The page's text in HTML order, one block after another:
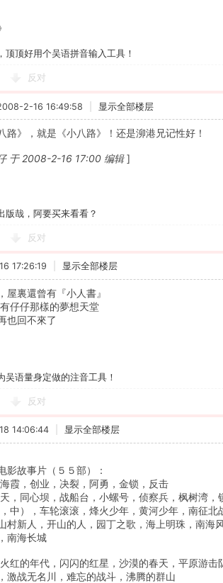
顶顶好用个吴语拼音输入工具！
反对
2-16 16:49:58 显示全部楼层
路》，就是《小八路》！还是泖港兄记性好！
于 2008-2-16 17:00 编辑]
版哉，阿要买来看看？
反对
17:26:19 显示全部楼层
屋裏還曾有『小人書』
仔仔那樣的夢想天堂
也回不來了
吴语量身定做的注音工具！
反对
14:06:44 显示全部楼层
影故事片（５５部）：
，创业，决裂，阿勇，金锁，反击
同心坝，战船台，小螺号，侦察兵，枫树湾，
），车轮滚滚，烽火少年，黄河少年，南征北
村新人，开山的人，园丁之歌，海上明珠，南海
南海长城
的年代，闪闪的红星，沙漠的春天，平原游击
激战无名川，难忘的战斗，沸腾的群山